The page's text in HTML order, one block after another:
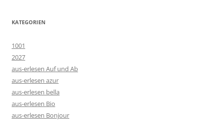
KATEGORIEN
1001
2027
aus-erlesen Auf und Ab
aus-erlesen azur
aus-erlesen bella
aus-erlesen Bio
aus-erlesen Bonjour